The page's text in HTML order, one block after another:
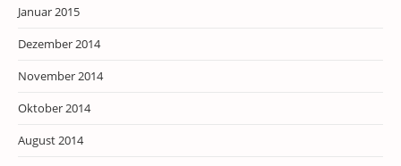
Januar 2015
Dezember 2014
November 2014
Oktober 2014
August 2014